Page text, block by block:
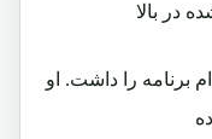
در بالا
برنامه را داشت. او